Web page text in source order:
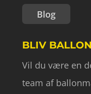
Blog
BLIV
Vil du være en
team af